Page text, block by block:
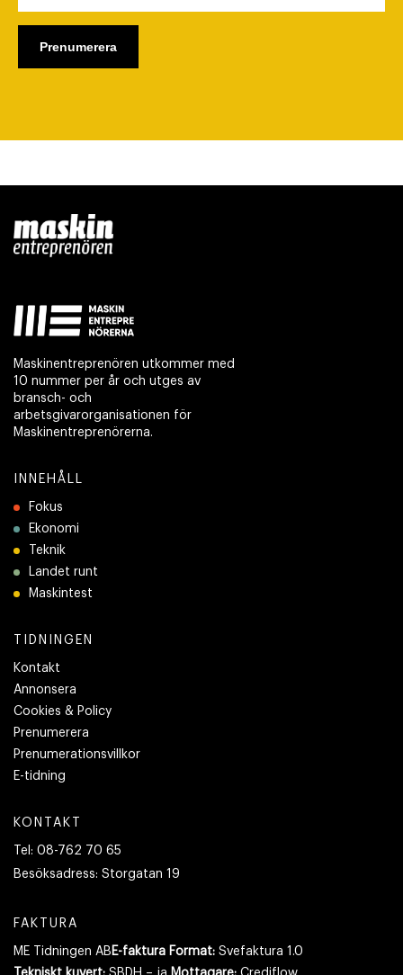
Maskinentreprenören utkommer med
10 nummer per år och utges av
bransch- och
arbetsgivarorganisationen för
Maskinentreprenörerna.
INNEHÅLL
Fokus
Ekonomi
Teknik
Landet runt
Maskintest
TIDNINGEN
Kontakt
Annonsera
Cookies & Policy
Prenumerera
Prenumerationsvillkor
E-tidning
KONTAKT
Tel: 08-762 70 65
Besöksadress: Storgatan 19
FAKTURA
ME Tidningen AB E-faktura Format: Svefaktura 1.0